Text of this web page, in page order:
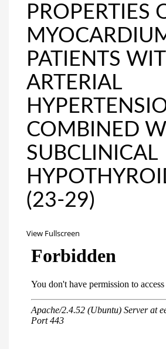
PROPERTIES
PATIENTS
ARTERIAL
COMBINED
SUBCLINICAL
(23-29)
View Fullscreen
PDF